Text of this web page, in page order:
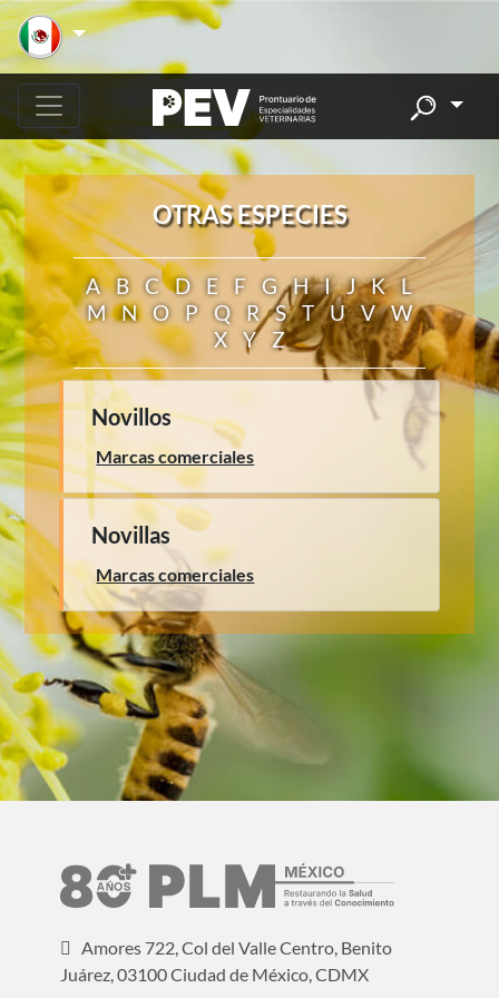
OTRAS ESPECIES
A B C D E F G H I J K
L
M
N O P Q R S T U V
W
X
Y Z
Novillos
Marcas comerciales
Novillas
Marcas comerciales
Amores 722, Col del Valle Centro, Benito
Juárez, 03100 Ciudad de México, CDMX